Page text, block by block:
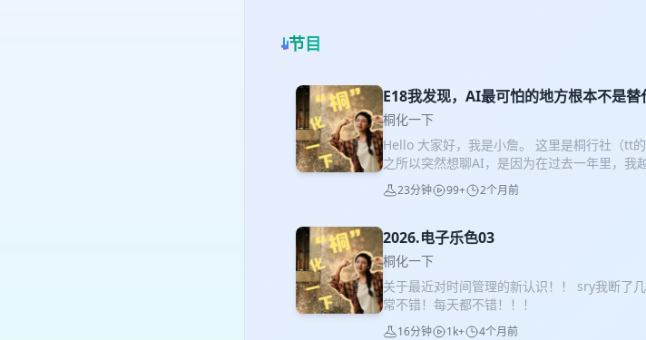
节目
E18我发现，AI最可怕的地方根本不是替
桐化一下
Hello 大家好，我是小詹。 这里是桐行社（tt
之所以突然想聊AI，是因为在过去一年里，我
开始影响我的学习方式、思考方式、工作方
过去我总觉得AI离普通人很远，似乎只有程序
享： • AI到底是如何影响我的成长和学习的 •
越重要 • 为什么我认为未来最值钱的不是答案
能力 • 以及我对于未来工作和个人成长的一些
虑、兴奋或者迷茫的你，带来一些启发！！
正的主题已经不是：「AI怎么用」 而是：「AI
行社社群的初衷不谋而合！！！ 工具会过时
23分钟 99+ 2个月前
2026.电子乐色03
桐化一下
关于最近对时间管理的新认识！！ sry我断了
常不错！每天都不错！！！
16分钟 1k+ 4个月前